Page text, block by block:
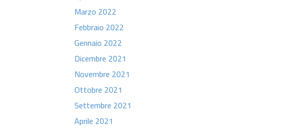
Marzo 2022
Febbraio 2022
Gennaio 2022
Dicembre 2021
Novembre 2021
Ottobre 2021
Settembre 2021
Aprile 2021